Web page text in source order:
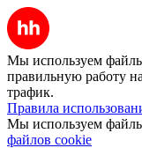
Мы используем
правильную работу
трафик.
Правила
Мы используем
файлов cookie